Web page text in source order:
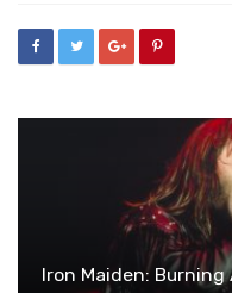
Iron Maiden: